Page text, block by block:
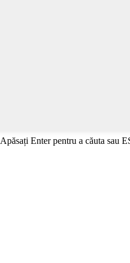
Apăsați Enter pentru a căuta sau